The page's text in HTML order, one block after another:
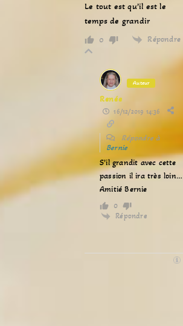
Le tout est qu’il est le
temps de grandir
0 Répondre
Auteur
Renée
16/12/2019 14:36
Répondre à
Bernie
S’il grandit avec cette
passion il ira très loin…
Amitié Bernie
0
Répondre